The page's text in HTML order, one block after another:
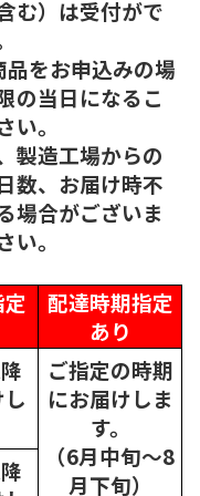
む）は受付がで
をお申込みの場
の当日になるこ
。
製造工場からの
数、お届け時不
場合がございま
。
配達時期指定
あり
ご指定の時期
にお届けしま
す。
（6月中旬～8
月下旬）